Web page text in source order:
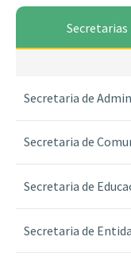
Secretarias
Secretaria da
Secretaria da
Secretaria de
Secretaria de
Secretaria de
Secretaria de